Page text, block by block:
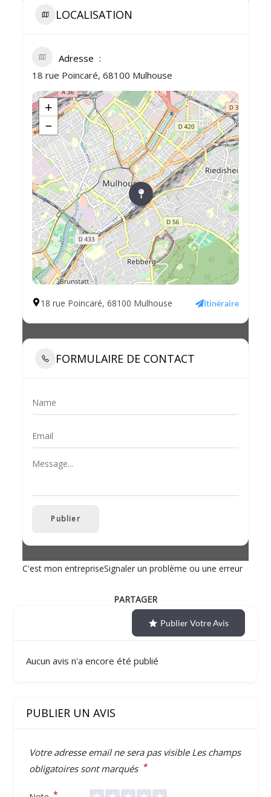
LOCALISATION
Adresse
18 rue Poincaré, 68100 Mulhouse
+
−
18 rue Poincaré, 68100 Mulhouse Itinéraire
FORMULAIRE DE CONTACT
Publier
C'est mon entrepriseSignaler un problème ou une erreur
PARTAGER
Publier Votre Avis
Aucun avis n'a encore été publié
PUBLIER UN AVIS
Votre adresse email ne sera pas visibleLes champs
obligatoires sont marqués *
*